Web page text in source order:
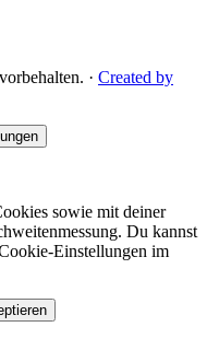
· Created by
sowie mit deiner
Du kannst
Einstellungen im